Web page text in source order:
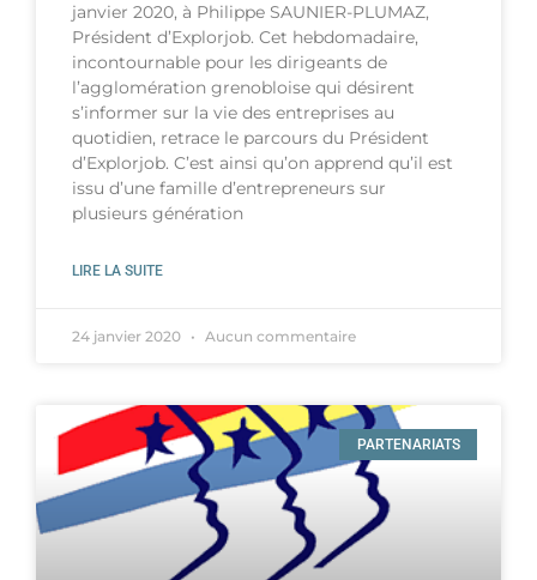
janvier 2020, à Philippe SAUNIER-PLUMAZ,
Président d’Explorjob. Cet hebdomadaire,
incontournable pour les dirigeants de
l’agglomération grenobloise qui désirent
s’informer sur la vie des entreprises au
quotidien, retrace le parcours du Président
d’Explorjob. C’est ainsi qu’on apprend qu’il est
issu d’une famille d’entrepreneurs sur
plusieurs génération
LIRE LA SUITE
24 janvier 2020 Aucun commentaire
PARTENARIATS